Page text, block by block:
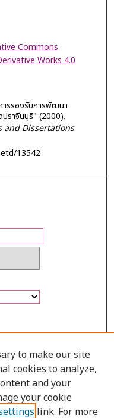
Commons
Works 4.0
รรองรับการพัฒนา
ราจีนบุรี" (2000).
and Dissertations
13542
to make our site
cookies to analyze,
and your
your cookie
link. For more